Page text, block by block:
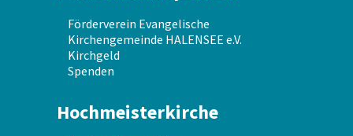
Förderverein Evangelische
Kirchengemeinde HALENSEE e.V.
Kirchgeld
Spenden
Hochmeisterkirche